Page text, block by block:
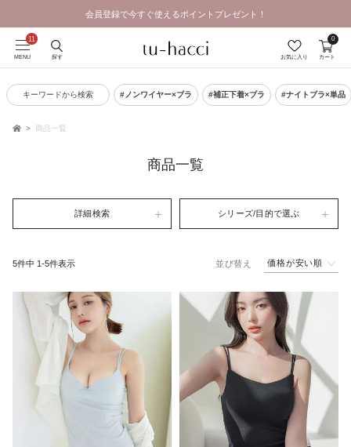
会員登録で今すぐ使えるポイントプレゼント！
MENU 探す お気に入り カート
0
キーワードから検索 #ノンワイヤー×ブラ #補正下着×ブラ #ナイトブラ×単品
商品一覧
商品一覧
詳細検索 シリーズ/目的で選ぶ
並び替え 価格が安い順
5件中 1-5件表示